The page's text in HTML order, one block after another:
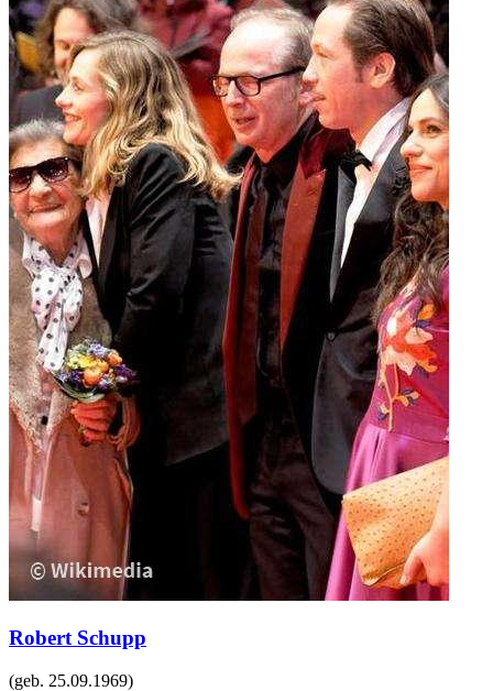
Robert Schupp
(geb. 25.09.1969)